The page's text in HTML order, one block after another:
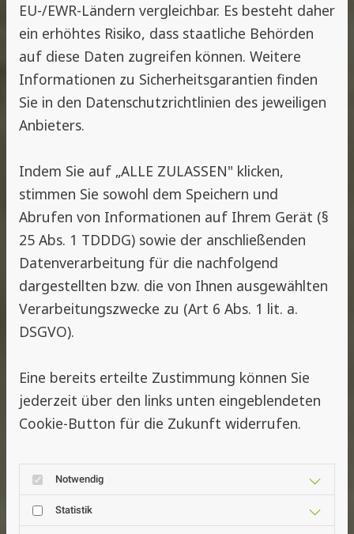
EU-/EWR-Ländern vergleichbar. Es besteht daher
ein erhöhtes Risiko, dass staatliche Behörden
auf diese Daten zugreifen können. Weitere
Informationen zu Sicherheitsgarantien finden
Sie in den Datenschutzrichtlinien des jeweiligen
Anbieters.
Indem Sie auf „ALLE ZULASSEN" klicken,
stimmen Sie sowohl dem Speichern und
Abrufen von Informationen auf Ihrem Gerät (§
25 Abs. 1 TDDDG) sowie der anschließenden
Datenverarbeitung für die nachfolgend
dargestellten bzw. die von Ihnen ausgewählten
Verarbeitungszwecke zu (Art 6 Abs. 1 lit. a.
DSGVO).
Eine bereits erteilte Zustimmung können Sie
jederzeit über den links unten eingeblendeten
Cookie-Button für die Zukunft widerrufen.
Notwendig
Statistik